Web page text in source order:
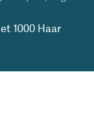
1000 Haar